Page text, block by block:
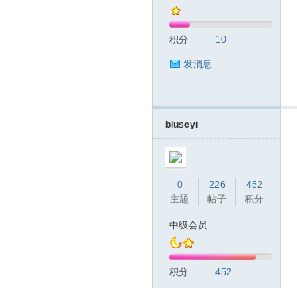
论
积分 10
发消息
bluseyi
0
主题
226
帖子
452
积分
中级会员
积分 452